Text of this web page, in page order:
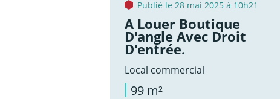
Publié le 28 mai 2025 à 10h21
A Louer Boutique
D'angle Avec Droit
D'entrée.
Local commercial
99 m²